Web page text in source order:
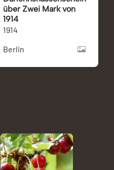
über Zwei Mark von
1914
1914
Berlin